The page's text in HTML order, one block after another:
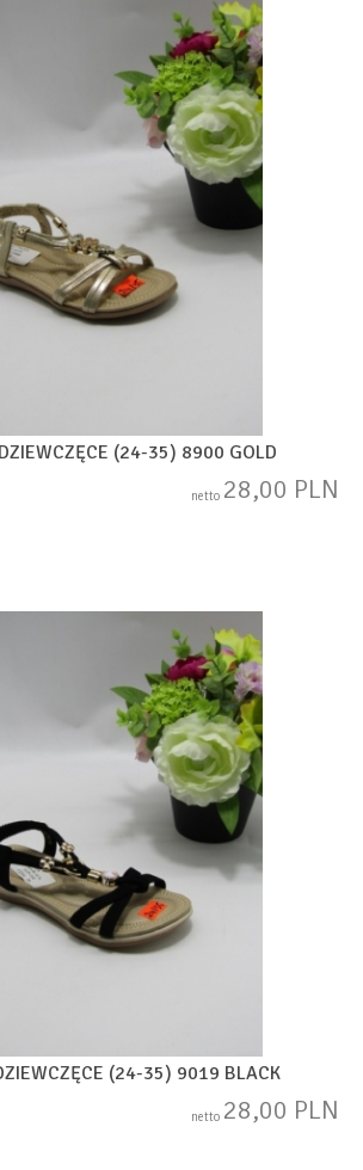
(24-35) 8900 GOLD
netto 28,00 PLN
(24-35) 9019 BLACK
netto 28,00 PLN